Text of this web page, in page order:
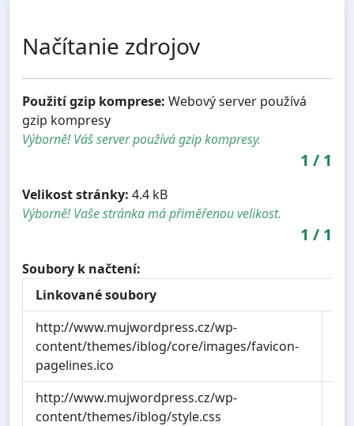
Načítanie zdrojov
Použití gzip komprese: Webový server používá
gzip kompresy
Výborně! Váš server používá gzip kompresy.
1 / 1
Velikost stránky: 4.4 kB
Výborně! Vaše stránka má přiměřenou velikost.
1 / 1
Soubory k načtení:
Linkované soubory
http://www.mujwordpress.cz/wp-
content/themes/iblog/core/images/favicon-
pagelines.ico
http://www.mujwordpress.cz/wp-
content/themes/iblog/style.css